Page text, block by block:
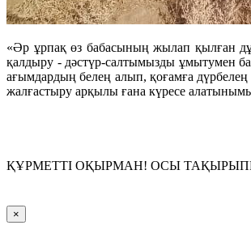
«Әр ұрпақ өз бабасының жылап қылған
қалдыру - дәстүр-салтымызды ұмытумен
ағымдардың белең алып, қоғамға
жалғастыру арқылы ғана күресе
ҚҰРМЕТТІ ОҚЫРМАН! ОСЫ
×